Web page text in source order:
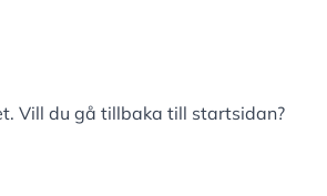
Vill du gå tillbaka till startsidan?